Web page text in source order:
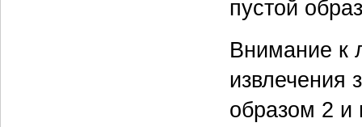
пустой
Внимание к
извлечения
образом 2 и